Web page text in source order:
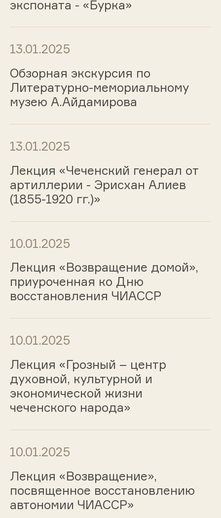
экспоната - «Бурка»
13.01.2025
Обзорная экскурсия по
Литературно-мемориальному
музею А.Айдамирова
13.01.2025
Лекция «Чеченский генерал от
артиллерии - Эрисхан Алиев
(1855-1920 гг.)»
10.01.2025
Лекция «Возвращение домой»,
приуроченная ко Дню
восстановления ЧИАССР
10.01.2025
Лекция «Грозный – центр
духовной, культурной и
экономической жизни
чеченского народа»
10.01.2025
Лекция «Возвращение»,
посвященное восстановлению
автономии ЧИАССР»